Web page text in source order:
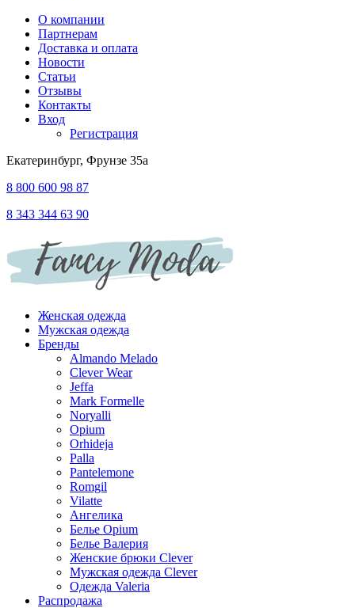
О компании
Партнерам
Доставка и оплата
Новости
Статьи
Отзывы
Контакты
Вход
Регистрация
Екатеринбург, Фрунзе 35а
8 800 600 98 87
8 343 344 63 90
Женская одежда
Мужская одежда
Бренды
Almando Melado
Clever Wear
Jeffa
Mark Formelle
Noryalli
Opium
Orhideja
Palla
Pantelemone
Romgil
Vilatte
Ангелика
Белье Opium
Белье Валерия
Женские брюки Clever
Мужская одежда Clever
Одежда Valeria
Распродажа